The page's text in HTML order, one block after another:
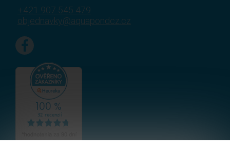
+421 907 545 479
objednavky@aquapondcz.cz